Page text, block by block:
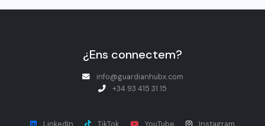
¿Ens connectem?
info@guardianhubx.com
+34 93 415 31 15